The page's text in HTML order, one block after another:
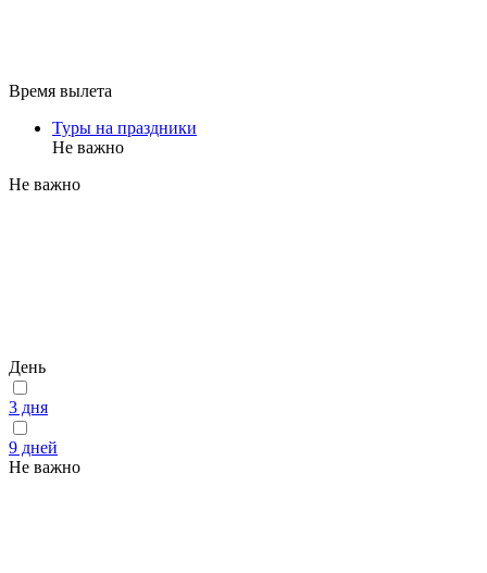
Время вылета
Туры на праздники
Не важно
Не важно
День
3 дня
9 дней
Не важно